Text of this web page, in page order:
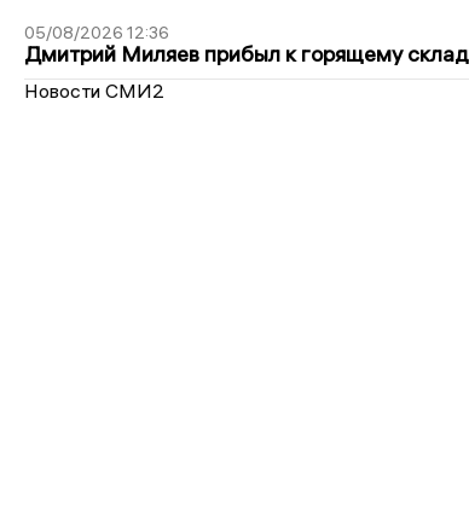
05/08/2026 12:36
Дмитрий Миляев прибыл к горящему
Новости СМИ2